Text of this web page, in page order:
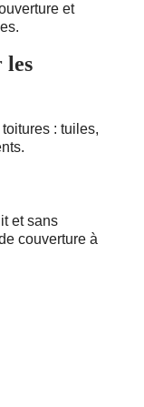
et
les
: tuiles,
et sans
couverture à